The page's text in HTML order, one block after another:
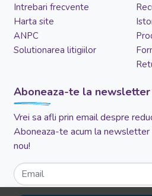
Intrebari frecvente
Harta site
ANPC
Solutionarea litigiilor
Aboneaza-te la newsletter
Vrei sa afli prin email despre
Aboneaza-te acum la
nou!
Email